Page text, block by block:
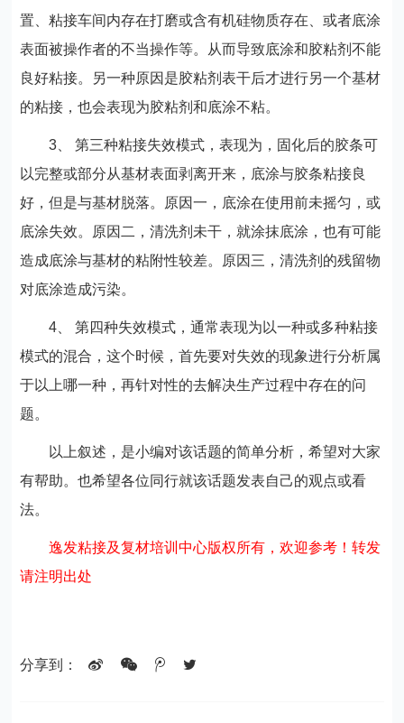
置、粘接车间内存在打磨或含有机硅物质存在、或者底涂
表面被操作者的不当操作等。从而导致底涂和胶粘剂不能
良好粘接。另一种原因是胶粘剂表干后才进行另一个基材
的粘接，也会表现为胶粘剂和底涂不粘。
3、 第三种粘接失效模式，表现为，固化后的胶条可
以完整或部分从基材表面剥离开来，底涂与胶条粘接良
好，但是与基材脱落。原因一，底涂在使用前未摇匀，或
底涂失效。原因二，清洗剂未干，就涂抹底涂，也有可能
造成底涂与基材的粘附性较差。原因三，清洗剂的残留物
对底涂造成污染。
4、 第四种失效模式，通常表现为以一种或多种粘接
模式的混合，这个时候，首先要对失效的现象进行分析属
于以上哪一种，再针对性的去解决生产过程中存在的问
题。
以上叙述，是小编对该话题的简单分析，希望对大家
有帮助。也希望各位同行就该话题发表自己的观点或看
法。
逸发粘接及复材培训中心版权所有，欢迎参考！转发
请注明出处
分享到：